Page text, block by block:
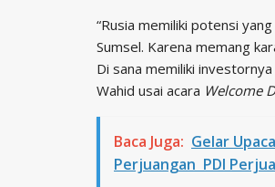
“Rusia memiliki potensi
Sumsel. Karena memang
Di sana memiliki
Wahid usai acara Welcome
Baca Juga: Gelar
Perjuangan PDI